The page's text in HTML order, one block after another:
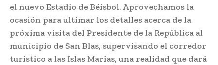
el nuevo Estadio de Béisbol. Aprovechamos la
ocasión para ultimar los detalles acerca de la
próxima visita del Presidente de la República al
municipio de San Blas, supervisando el corredor
turístico a las Islas Marías, una realidad que dará